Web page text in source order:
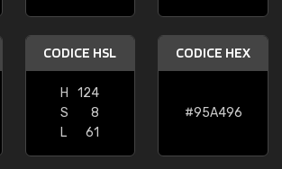
CODICE HSL
H
124
S
8
L
61
CODICE HEX
#95A496